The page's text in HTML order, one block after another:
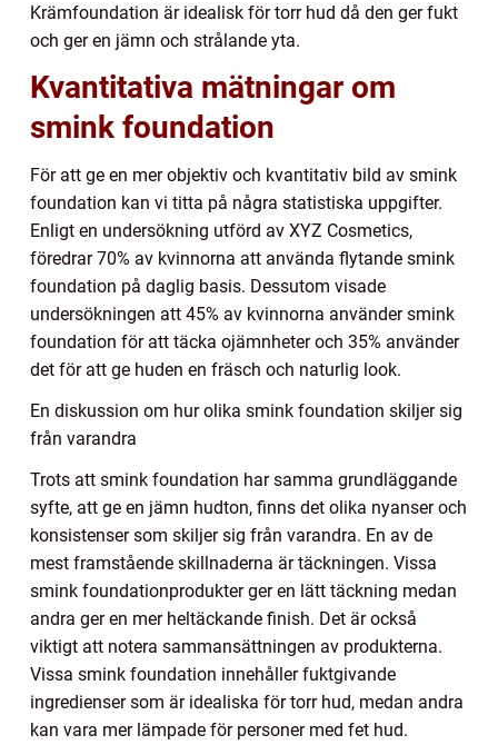
Krämfoundation är idealisk för torr hud då den ger fukt
och ger en jämn och strålande yta.
Kvantitativa mätningar om
smink foundation
För att ge en mer objektiv och kvantitativ bild av smink
foundation kan vi titta på några statistiska uppgifter.
Enligt en undersökning utförd av XYZ Cosmetics,
föredrar 70% av kvinnorna att använda flytande smink
foundation på daglig basis. Dessutom visade
undersökningen att 45% av kvinnorna använder smink
foundation för att täcka ojämnheter och 35% använder
det för att ge huden en fräsch och naturlig look.
En diskussion om hur olika smink foundation skiljer sig
från varandra
Trots att smink foundation har samma grundläggande
syfte, att ge en jämn hudton, finns det olika nyanser och
konsistenser som skiljer sig från varandra. En av de
mest framstående skillnaderna är täckningen. Vissa
smink foundationprodukter ger en lätt täckning medan
andra ger en mer heltäckande finish. Det är också
viktigt att notera sammansättningen av produkterna.
Vissa smink foundation innehåller fuktgivande
ingredienser som är idealiska för torr hud, medan andra
kan vara mer lämpade för personer med fet hud.